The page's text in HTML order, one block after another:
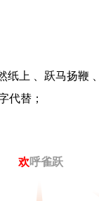
纸上 、跃马扬鞭
代替；
欢呼雀跃